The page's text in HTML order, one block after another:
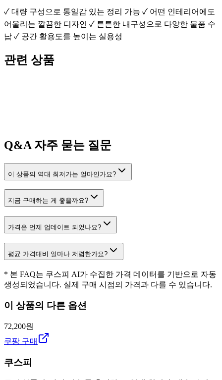
✓ 대량 구성으로 통일감 있는 정리 가능 ✓ 어떤 인테리어에도
어울리는 깔끔한 디자인 ✓ 튼튼한 내구성으로 다양한 물품 수
납 ✓ 공간 활용도를 높이는 실용성
관련 상품
Q&A 자주 묻는 질문
이 상품의 역대 최저가는 얼마인가요?
지금 구매하는 게 좋을까요?
가격은 언제 업데이트 되었나요?
평균 가격대비 얼마나 저렴한가요?
* 본 FAQ는 쿠스피 AI가 수집한 가격 데이터를 기반으로 자동
생성되었습니다. 실제 구매 시점의 가격과 다를 수 있습니다.
이 상품의 다른 옵션
72,200원
쿠팡 구매
쿠스피